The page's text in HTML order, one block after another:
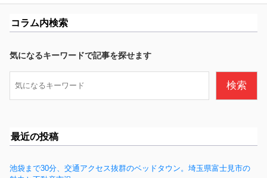
e
o
o
コラム内検索
気になるキーワードで記事を探せます
索
検索
最近の投稿
池袋まで30分、交通アクセス抜群のベッドタウン。埼玉県富士見市の